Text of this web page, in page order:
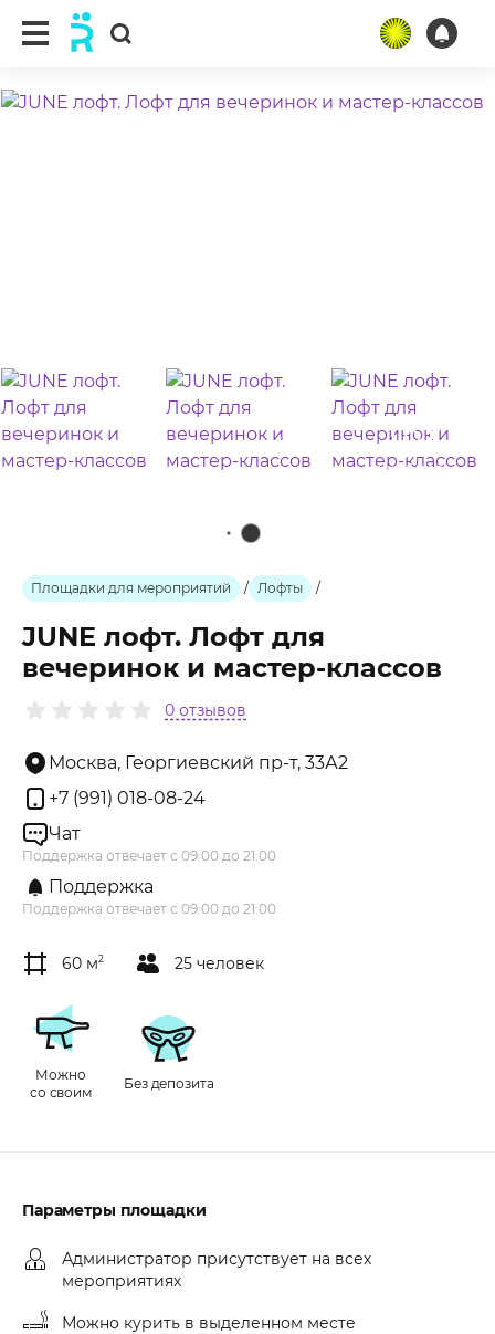
ещё 6 фото
Площадки для мероприятий / Лофты /
JUNE лофт. Лофт для
вечеринок и мастер-классов
0 отзывов
Москва, Георгиевский пр-т, 33А2
+7 (991) 018-08-24
Чат
Поддержка отвечает с 09:00 до 21:00
Поддержка
Поддержка отвечает с 09:00 до 21:00
60 м2 25 человек
Можно
со своим
Без депозита
Параметры площадки
Администратор присутствует на всех
мероприятиях
Можно курить в выделенном месте